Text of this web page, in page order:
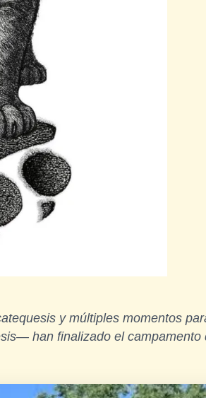
y múltiples momentos
han finalizado el campamento